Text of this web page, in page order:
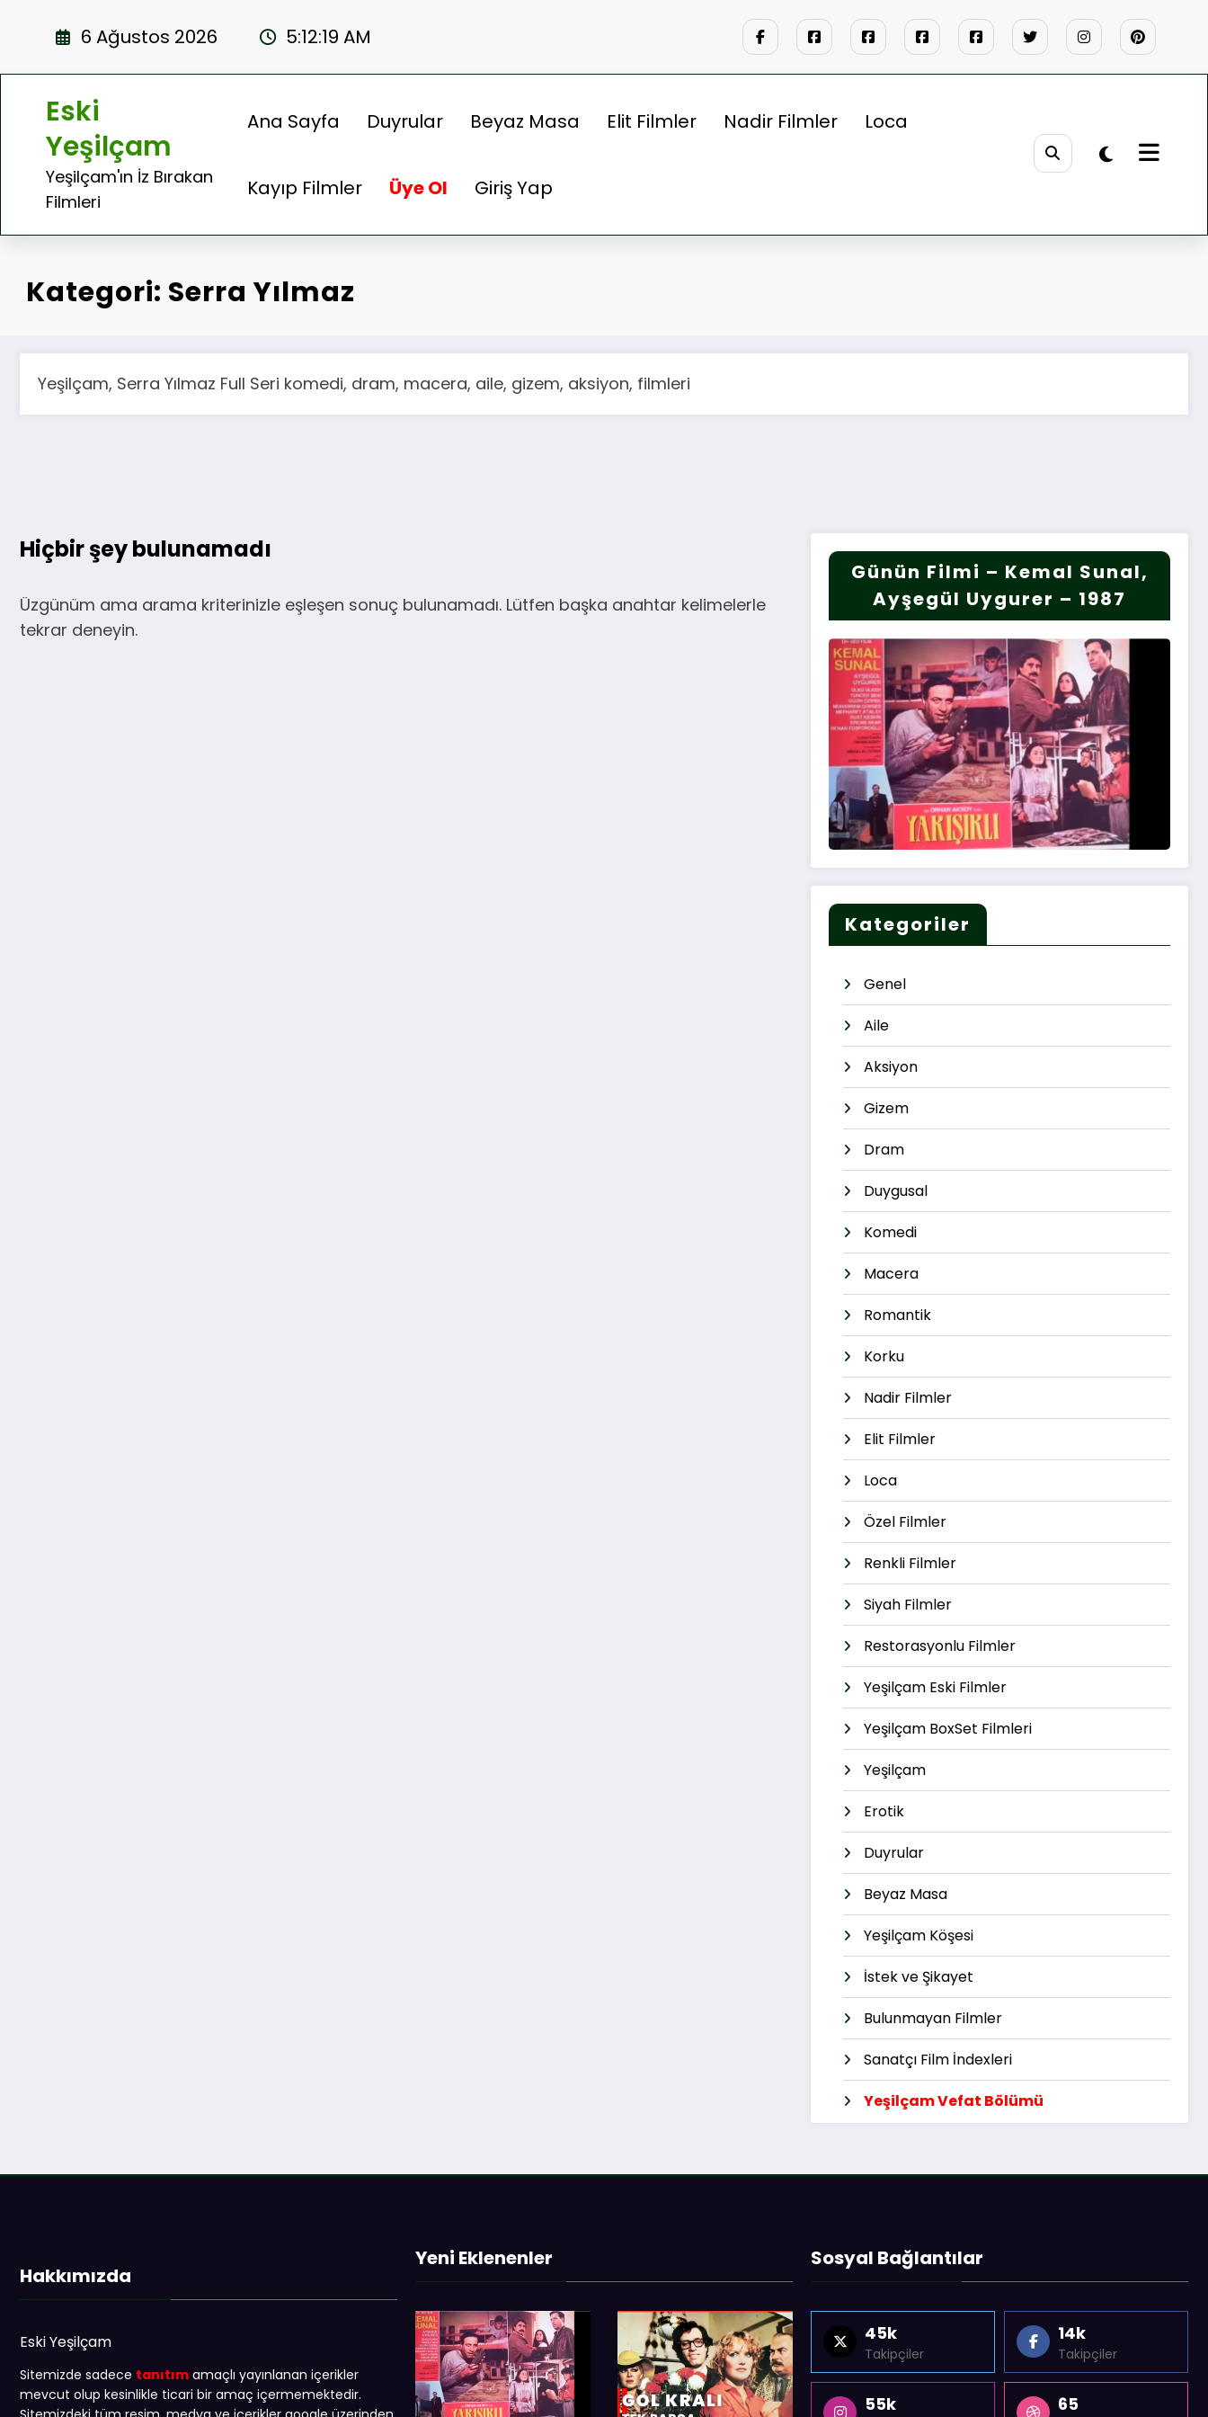
6 Ağustos 2026 5:12:20 AM
Eski
Yeşilçam
Yeşilçam'ın İz Bırakan
Filmleri
Ana Sayfa Duyrular Beyaz Masa Elit Filmler Nadir Filmler Loca
Kayıp Filmler Üye Ol Giriş Yap
Kategori: Serra Yılmaz
Yeşilçam, Serra Yılmaz Full Seri komedi, dram, macera, aile, gizem, aksiyon, filmleri
Hiçbir şey bulunamadı
Üzgünüm ama arama kriterinizle eşleşen sonuç bulunamadı. Lütfen başka anahtar kelimelerle
tekrar deneyin.
Günün Filmi – Kemal Sunal,
Ayşegül Uygurer – 1987
Kategoriler
Genel
Aile
Aksiyon
Gizem
Dram
Duygusal
Komedi
Macera
Romantik
Korku
Nadir Filmler
Elit Filmler
Loca
Özel Filmler
Renkli Filmler
Siyah Filmler
Restorasyonlu Filmler
Yeşilçam Eski Filmler
Yeşilçam BoxSet Filmleri
Yeşilçam
Erotik
Duyrular
Beyaz Masa
Yeşilçam Köşesi
İstek ve Şikayet
Bulunmayan Filmler
Sanatçı Film İndexleri
Yeşilçam Vefat Bölümü
Hakkımızda
Eski Yeşilçam
Sitemizde sadece tanıtım amaçlı yayınlanan içerikler
mevcut olup kesinlikle ticari bir amaç içermemektedir.
Yeni Eklenenler Sosyal Bağlantılar
45k
Takipçiler
14k
Takipçiler
55k 65